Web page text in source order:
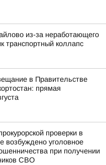
из-за неработающего
транспортный коллапс
в Правительстве
прямая
проверки в
возбуждено уголовное
при получении
СВО